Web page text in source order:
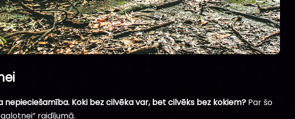
nepieciešamība. Koki bez cilvēka var, bet cilvēks bez kokiem? Par šo
raidījumā.